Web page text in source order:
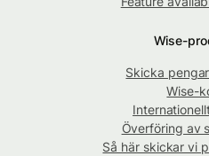
Wise-
Skicka
Wise-
Överföring av
Så här skickar vi